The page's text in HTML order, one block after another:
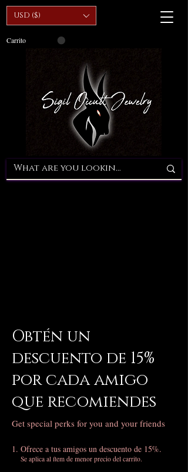
USD ($)
Carrito
Obtén un
descuento de 15%
por cada amigo
que recomiendes
Get special perks for you and your friends
Ofrece a tus amigos un descuento de 15%.
Se aplica al ítem de menor precio del carrito.